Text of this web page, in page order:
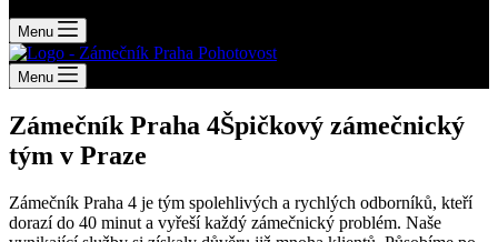
Menu
Menu
Zámečník Praha 4Špičkový zámečnický
tým v Praze
Zámečník Praha 4 je tým spolehlivých a rychlých odborníků, kteří
dorazí do 40 minut a vyřeší každý zámečnický problém. Naše